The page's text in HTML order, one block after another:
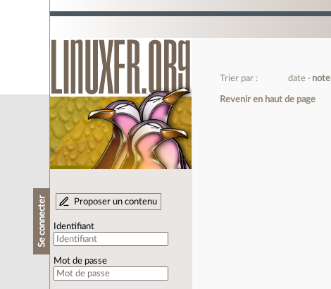
Se connecter Proposer un contenu
Identifiant
Mot de passe
Trier par : date note
Revenir en haut de page